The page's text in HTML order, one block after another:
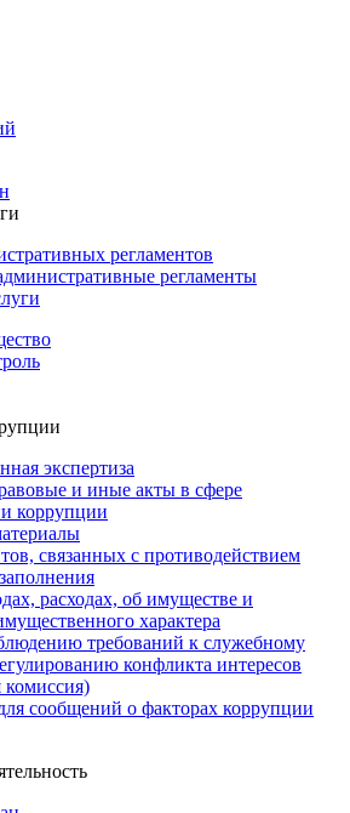
регламентов
регламенты
экспертиза
и иные акты в сфере
коррупции
связанных с противодействием
расходах, об имуществе и
характера
требований к служебному
конфликта интересов
комиссия)
сообщений о факторах коррупции